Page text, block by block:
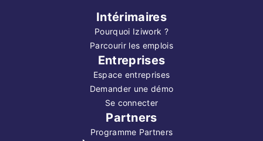
Intérimaires
Pourquoi Iziwork ?
Parcourir les emplois
Entreprises
Espace entreprises
Demander une démo
Se connecter
Partners
Programme Partners